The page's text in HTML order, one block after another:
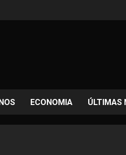
ECONOMIA ÚLTIMAS